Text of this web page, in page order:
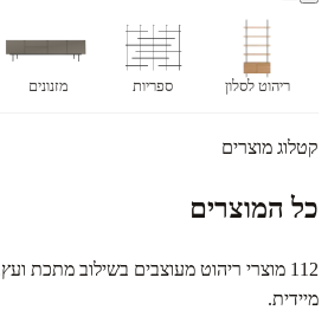
ריהוט לסלון ספריות מזנונים
קטלוג מוצרים
כל המוצרים
112 מוצרי ריהוט מעוצבים בשילוב מתכת ועץ.
מיידית.